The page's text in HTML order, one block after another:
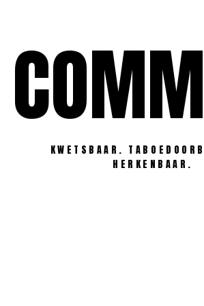
inhoud
KWETSBAAR.
HERKENBAAR.